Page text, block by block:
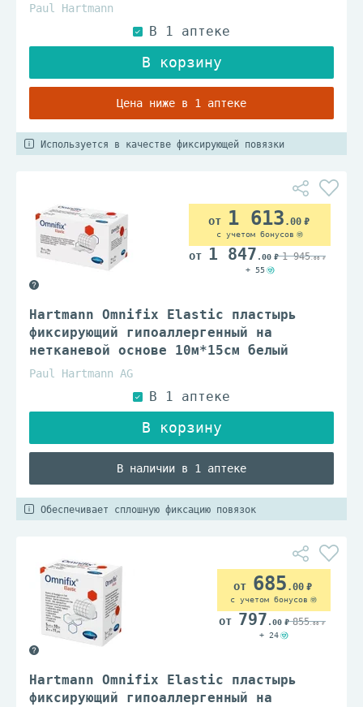
Paul Hartmann
Цена ниже в 1 аптеке
Используется в качестве фиксирующей повязки
Hartmann Omnifix Elastic пластырь
фиксирующий гипоаллергенный на
нетканевой основе 10м*15см белый
Paul Hartmann AG
В наличии в 1 аптеке
1 613 .00
с учетом бонусов
1 847 .00 1 945.00
+ 55
Обеспечивает сплошную фиксацию повязок
Hartmann Omnifix Elastic пластырь
фиксирующий гипоаллергенный на
685 .00
с учетом бонусов
797 .00 855.00
+ 24